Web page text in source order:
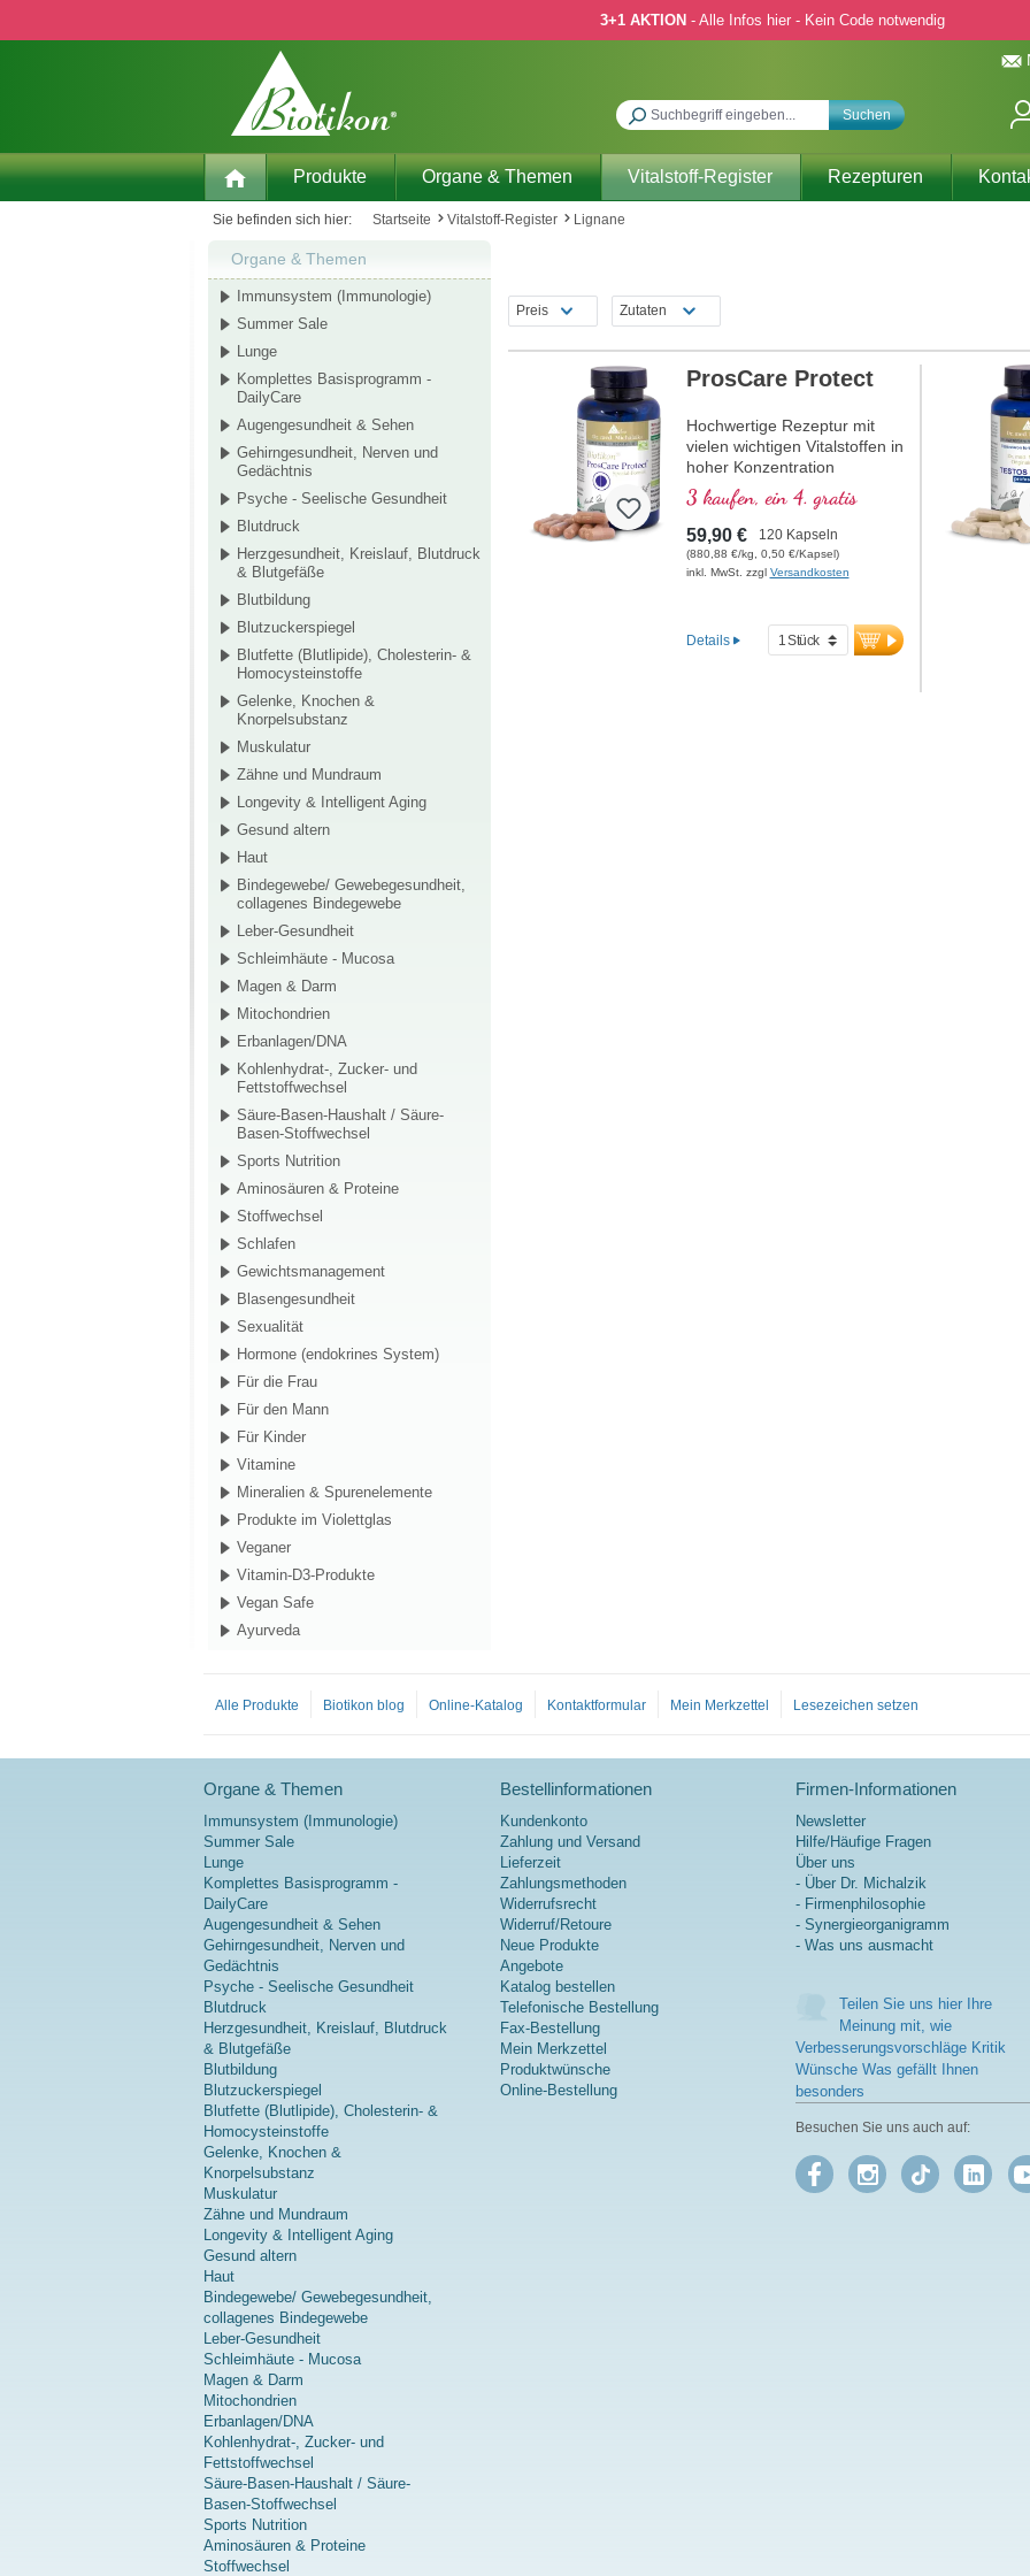
3+1 AKTION - Alle Infos hier - Kein Code notwendig
Suchen
Produkte Organe & Themen Vitalstoff-Register Rezepturen
Sie befinden sich hier: Startseite Vitalstoff-Register Lignane
Organe & Themen
Immunsystem (Immunologie)
Summer Sale
Lunge
Komplettes Basisprogramm -
DailyCare
Augengesundheit & Sehen
Gehirngesundheit, Nerven und
Gedächtnis
Psyche - Seelische Gesundheit
Blutdruck
Herzgesundheit, Kreislauf, Blutdruck
& Blutgefäße
Blutbildung
Blutzuckerspiegel
Blutfette (Blutlipide), Cholesterin- &
Homocysteinstoffe
Gelenke, Knochen &
Knorpelsubstanz
Muskulatur
Zähne und Mundraum
Longevity & Intelligent Aging
Gesund altern
Haut
Bindegewebe/ Gewebegesundheit,
collagenes Bindegewebe
Leber-Gesundheit
Schleimhäute - Mucosa
Magen & Darm
Mitochondrien
Erbanlagen/DNA
Kohlenhydrat-, Zucker- und
Fettstoffwechsel
Säure-Basen-Haushalt / Säure-
Basen-Stoffwechsel
Sports Nutrition
Aminosäuren & Proteine
Stoffwechsel
Schlafen
Gewichtsmanagement
Blasengesundheit
Sexualität
Hormone (endokrines System)
Für die Frau
Für den Mann
Für Kinder
Vitamine
Mineralien & Spurenelemente
Produkte im Violettglas
Veganer
Vitamin-D3-Produkte
Vegan Safe
Ayurveda
Preis Zutaten
ProsCare Protect
Hochwertige Rezeptur mit
vielen wichtigen Vitalstoffen in
hoher Konzentration
3 kaufen, ein 4. gratis
59,90 € 120 Kapseln
(880,88 €/kg, 0,50 €/Kapsel)
inkl. MwSt. zzgl Versandkosten
Details
Alle Produkte Biotikon blog Online-Katalog Kontaktformular Mein Merkzettel Lesezeichen setzen
Organe & Themen
Immunsystem (Immunologie)
Summer Sale
Lunge
Komplettes Basisprogramm -
DailyCare
Augengesundheit & Sehen
Gehirngesundheit, Nerven und
Gedächtnis
Psyche - Seelische Gesundheit
Blutdruck
Herzgesundheit, Kreislauf, Blutdruck
& Blutgefäße
Blutbildung
Blutzuckerspiegel
Blutfette (Blutlipide), Cholesterin- &
Homocysteinstoffe
Gelenke, Knochen &
Knorpelsubstanz
Muskulatur
Zähne und Mundraum
Longevity & Intelligent Aging
Gesund altern
Haut
Bindegewebe/ Gewebegesundheit,
collagenes Bindegewebe
Leber-Gesundheit
Schleimhäute - Mucosa
Magen & Darm
Mitochondrien
Erbanlagen/DNA
Kohlenhydrat-, Zucker- und
Fettstoffwechsel
Säure-Basen-Haushalt / Säure-
Basen-Stoffwechsel
Sports Nutrition
Aminosäuren & Proteine
Stoffwechsel
Bestellinformationen
Kundenkonto
Zahlung und Versand
Lieferzeit
Zahlungsmethoden
Widerrufsrecht
Widerruf/Retoure
Neue Produkte
Angebote
Katalog bestellen
Telefonische Bestellung
Fax-Bestellung
Mein Merkzettel
Produktwünsche
Online-Bestellung
Firmen-Informationen
Newsletter
Hilfe/Häufige Fragen
Über uns
- Über Dr. Michalzik
- Firmenphilosophie
- Synergieorganigramm
- Was uns ausmacht
Teilen Sie uns hier Ihre
Meinung mit, wie
Verbesserungsvorschläge Kritik
Wünsche Was gefällt Ihnen
besonders
Besuchen Sie uns auch auf: